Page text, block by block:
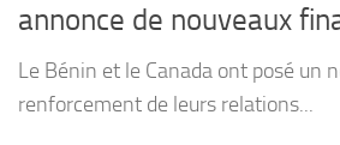
annonce de nouveaux
Le Bénin et le Canada ont posé un
renforcement de leurs relations...